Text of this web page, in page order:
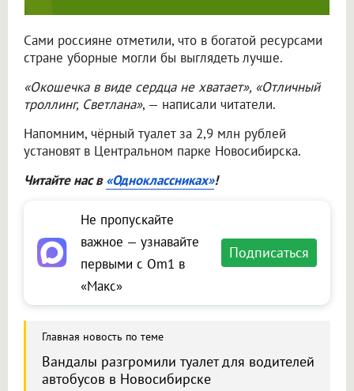
Сами россияне отметили, что в богатой ресурсами
стране уборные могли бы выглядеть лучше.
«Окошечка в виде сердца не хватает», «Отличный
троллинг, Светлана», — написали читатели.
Напомним, чёрный туалет за 2,9 млн рублей
установят в Центральном парке Новосибирска.
Читайте нас в«Одноклассниках»!
Не пропускайте
важное — узнавайте
первыми с Om1 в
«Макс»
Подписаться
Главная новость по теме
Вандалы разгромили туалет для водителей
автобусов в Новосибирске